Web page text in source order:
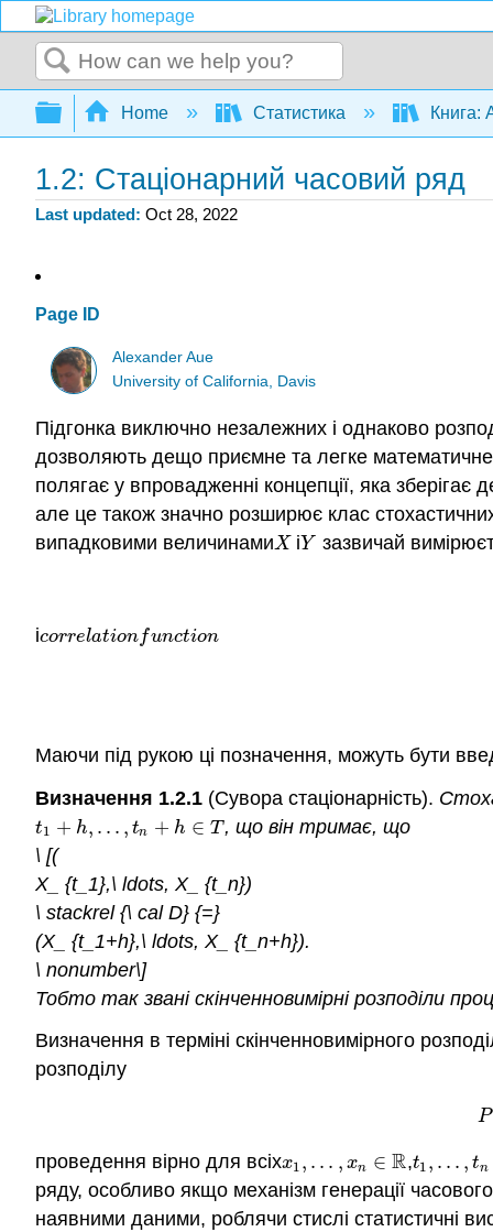
Search
Expand/collapse global hierarchy
Home Статистика Книга:
1.2: Стаціонарний часовий ряд
Last updated Oct 28, 2022
Page ID
Alexander Aue
University of California, Davis
Підгонка виключно незалежних і однаково
дозволяють дещо приємне та легке
полягає у впровадженні концепції, яка
але це також значно розширює клас
випадковими величинамиX
XіY
Y зазвичай
іcorrelation
correlation function
function
Маючи під рукою ці позначення, можуть бути
Визначення 1.2.1 (Сувора стаціонарність).
t1 + h, . . . , tn + h ∈ T
t1 +h ,... , tn + h∈T
, що він тримає, що
\ [(
X_ {t_1},\ ldots, X_ {t_n})
\ stackrel {\ cal D} {=}
(X_ {t_1+h},\ ldots, X_ {t_n+h}).
\ nonumber\]
Тобто так звані скінченновимірні розподіли
Визначення в терміні скінченновимірного
розподілу
P
проведення вірно для всіхx1, . . . , xn ∈ R
x1 , .. . ,xn∈ R ,t1, . . . , tn
t1 , .. . ,t n∈
ряду, особливо якщо механізм генерації
наявними даними, роблячи стислі статистичні